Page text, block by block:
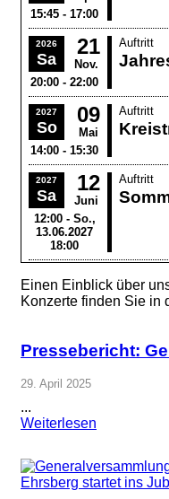
Einen Einblick über
Konzerte finden Sie in
Pressebericht:
29. April 2025
...
Weiterlesen